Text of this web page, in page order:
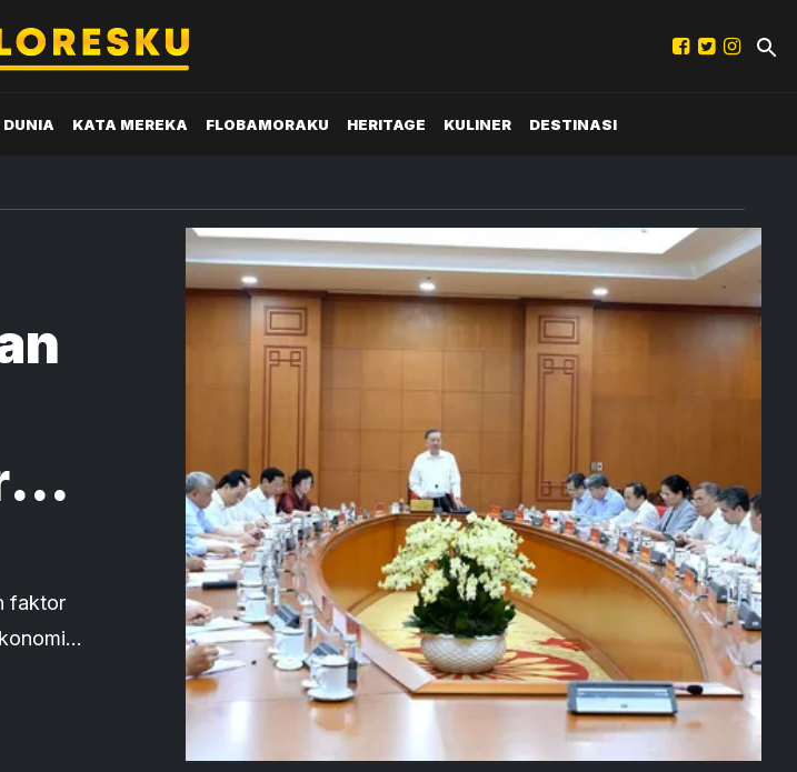
DUNIA KATA MEREKA FLOBAMORAKU HERITAGE KULINER DESTINASI
faktor